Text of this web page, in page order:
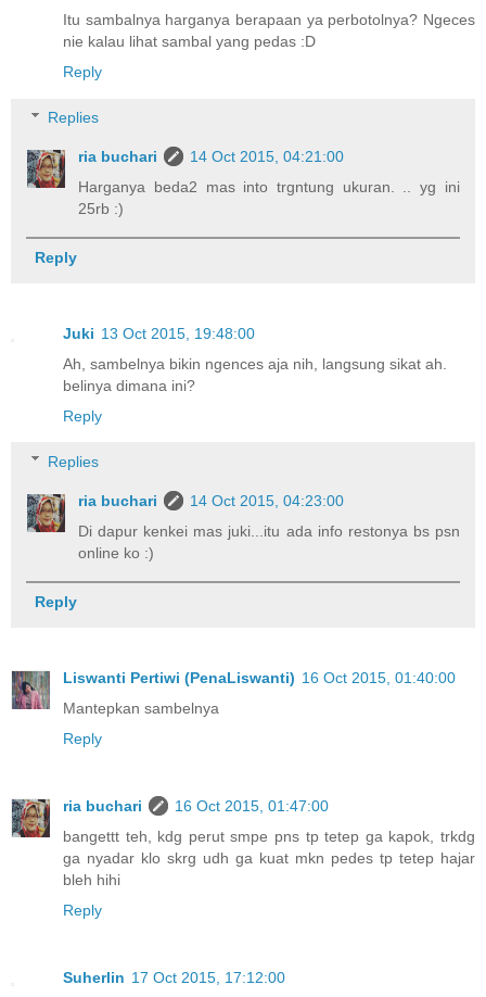
Itu sambalnya harganya berapaan ya perbotolnya? Ngeces
nie kalau lihat sambal yang pedas :D
Reply
Replies
ria buchari
14 Oct 2015, 04:21:00
Harganya beda2 mas into trgntung ukuran. .. yg ini
25rb :)
Reply
Juki 13 Oct 2015, 19:48:00
Ah, sambelnya bikin ngences aja nih, langsung sikat ah.
belinya dimana ini?
Reply
Replies
ria buchari
14 Oct 2015, 04:23:00
Di dapur kenkei mas juki...itu ada info restonya bs psn
online ko :)
Reply
Liswanti Pertiwi (PenaLiswanti) 16 Oct 2015, 01:40:00
Mantepkan sambelnya
Reply
ria buchari
16 Oct 2015, 01:47:00
bangettt teh, kdg perut smpe pns tp tetep ga kapok, trkdg
ga nyadar klo skrg udh ga kuat mkn pedes tp tetep hajar
bleh hihi
Reply
Suherlin 17 Oct 2015, 17:12:00